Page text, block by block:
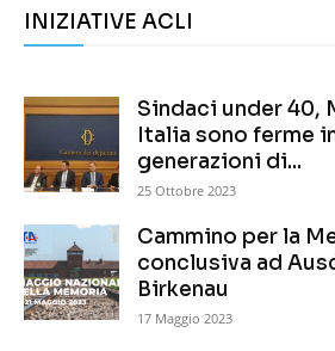
INIZIATIVE ACLI
Sindaci under 40,
Italia sono ferme
generazioni di...
25 Ottobre 2023
Cammino per la
conclusiva ad
Birkenau
17 Maggio 2023